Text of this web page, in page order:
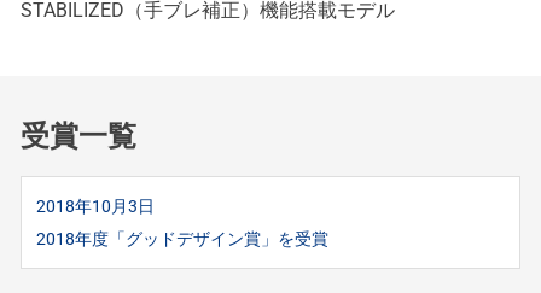
STABILIZED（手ブレ補正）機能搭載モデル
受賞一覧
2018年10月3日
2018年度「グッドデザイン賞」を受賞